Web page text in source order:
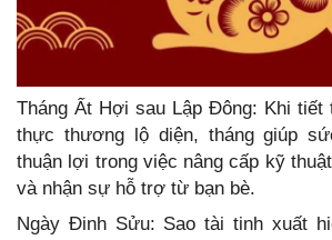
Tháng Ất Hợi sau Lập Đông: Khi
thực thương lộ diện, tháng giúp
thuận lợi trong việc nâng cấp kỹ
và nhận sự hỗ trợ từ bạn bè.
Ngày Đinh Sửu: Sao tài tinh xuất